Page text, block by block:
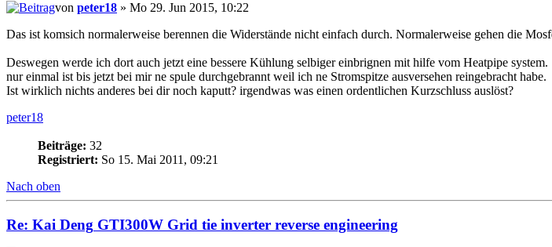
von peter18 » Mo 29. Jun 2015, 10:22
Das ist komsich normalerweise berennen die Widerstände nicht einfach durch. Normalerweise gehen die
Deswegen werde ich dort auch jetzt eine bessere Kühlung selbiger einbrignen mit hilfe vom Heatpipe system.
nur einmal ist bis jetzt bei mir ne spule durchgebrannt weil ich ne Stromspitze ausversehen reingebracht habe.
Ist wirklich nichts anderes bei dir noch kaputt? irgendwas was einen ordentlichen Kurzschluss auslöst?
peter18
Beiträge: 32
Registriert: So 15. Mai 2011, 09:21
Nach oben
Re: Kai Deng GTI300W Grid tie inverter reverse engineering